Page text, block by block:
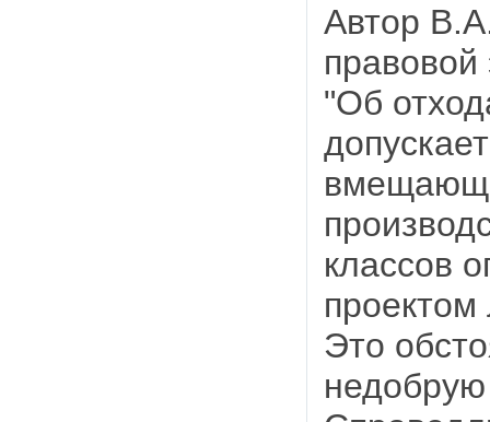
Автор
"Об
классов
проектом
Это